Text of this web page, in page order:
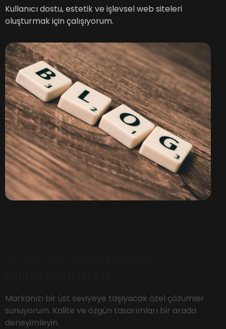
Kullanıcı dostu, estetik ve işlevsel web siteleri
oluşturmak için çalışıyorum.
Markanızı bir üst seviyeye taşıyacak özel çözümler
sunuyorum. Kalite ve özgün tasarımları bir arada
deneyimleyin.